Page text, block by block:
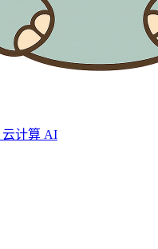
云计算 AI